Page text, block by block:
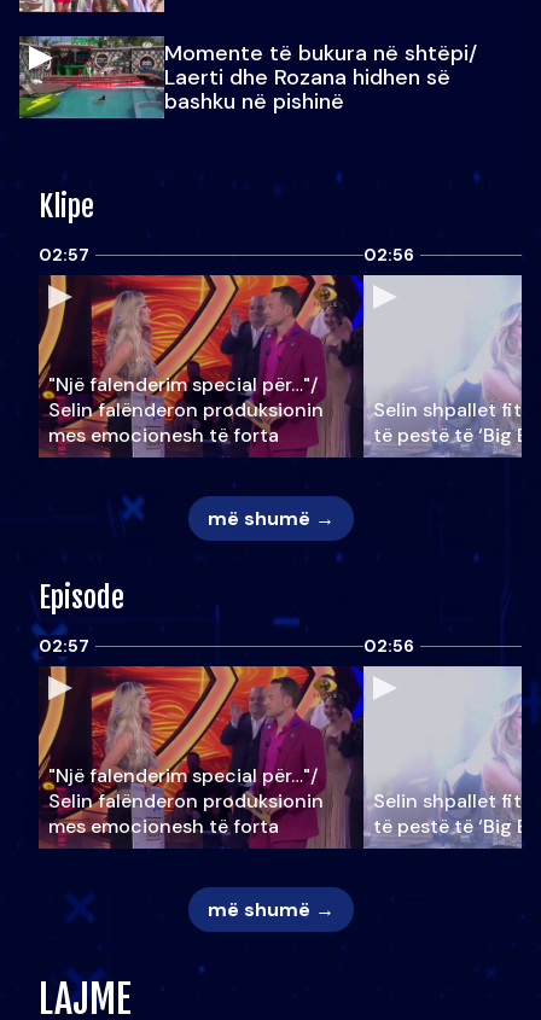
Momente të bukura në shtëpi/
Laerti dhe Rozana hidhen së
bashku në pishinë
Klipe
02:57
"Një falenderim special për…"/
Selin falënderon produksionin
mes emocionesh të forta
02:56
Selin shpallet
të pestë të ‘Big
më shumë →
Episode
02:57
"Një falenderim special për…"/
Selin falënderon produksionin
mes emocionesh të forta
02:56
Selin shpallet
të pestë të ‘Big
më shumë →
LAJME